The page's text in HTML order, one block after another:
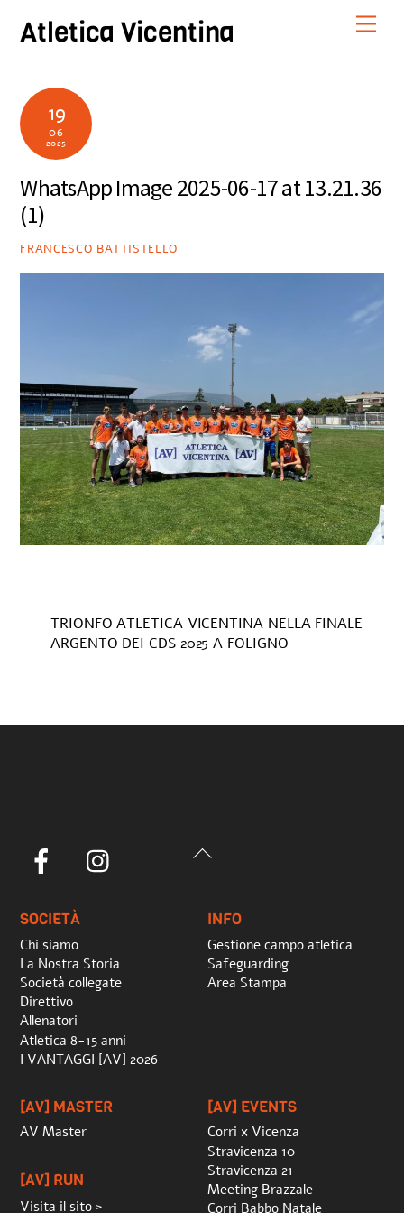
content
Atletica Vicentina
19
06
2025
WhatsApp Image 2025-06-17 at 13.21.36
(1)
FRANCESCO BATTISTELLO
TRIONFO ATLETICA VICENTINA NELLA FINALE
ARGENTO DEI CDS 2025 A FOLIGNO
Back
Facebook
SOCIETÀ
Chi siamo
La Nostra Storia
Società collegate
Direttivo
Allenatori
Atletica 8-15 anni
I VANTAGGI [AV] 2026
INFO
Gestione campo atletica
Safeguarding
Area Stampa
[AV] MASTER
AV Master
[AV] RUN
Visita il sito >
[AV] EVENTS
Corri x Vicenza
Stravicenza 10
Stravicenza 21
Meeting Brazzale
Corri Babbo Natale